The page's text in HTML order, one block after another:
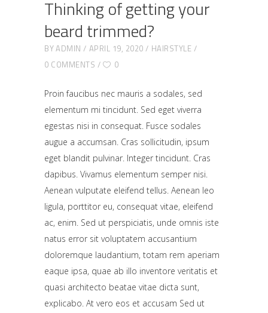
Thinking of getting your
beard trimmed?
BYADMIN APRIL 19, 2020
HAIRSTYLE
0 COMMENTS
0
Proin faucibus nec mauris a sodales, sed
elementum mi tincidunt. Sed eget viverra
egestas nisi in consequat. Fusce sodales
augue a accumsan. Cras sollicitudin, ipsum
eget blandit pulvinar. Integer tincidunt. Cras
dapibus. Vivamus elementum semper nisi.
Aenean vulputate eleifend tellus. Aenean leo
ligula, porttitor eu, consequat vitae, eleifend
ac, enim. Sed ut perspiciatis, unde omnis iste
natus error sit voluptatem accusantium
doloremque laudantium, totam rem aperiam
eaque ipsa, quae ab illo inventore veritatis et
quasi architecto beatae vitae dicta sunt,
explicabo. At vero eos et accusam Sed ut